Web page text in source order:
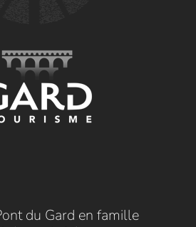
du Gard en famille